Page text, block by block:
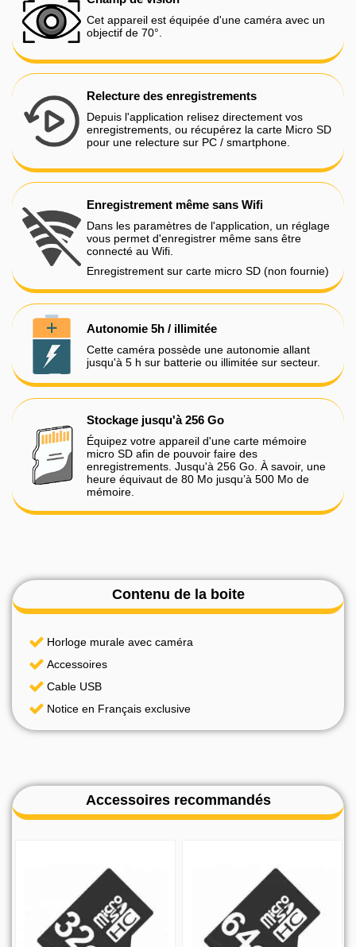
Cet appareil est équipée d'une caméra avec un
objectif de 70°.
Relecture des enregistrements
Depuis l'application relisez directement vos
enregistrements, ou récupérez la carte Micro SD
pour une relecture sur PC / smartphone.
Enregistrement même sans Wifi
Dans les paramètres de l'application, un réglage
vous permet d'enregistrer même sans être
connecté au Wifi.
Enregistrement sur carte micro SD (non fournie)
Autonomie 5h / illimitée
Cette caméra possède une autonomie allant
jusqu'à 5 h sur batterie ou illimitée sur secteur.
Stockage jusqu'à 256 Go
Équipez votre appareil d'une carte mémoire
micro SD afin de pouvoir faire des
enregistrements. Jusqu'à 256 Go. À savoir, une
heure équivaut de 80 Mo jusqu’à 500 Mo de
mémoire.
Contenu de la boite
Horloge murale avec caméra
Accessoires
Cable USB
Notice en Français exclusive
Accessoires recommandés